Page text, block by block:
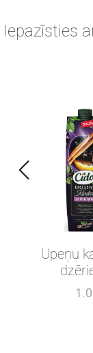
Iepazīsties
Upeņu
1.0l